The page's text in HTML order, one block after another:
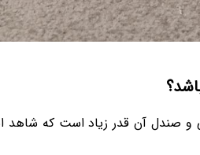
و صندل آن قدر زیاد است که شاهد